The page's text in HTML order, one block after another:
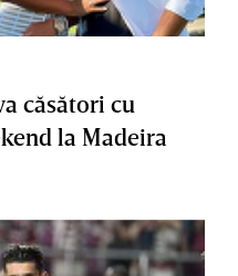
căsători cu
la Madeira